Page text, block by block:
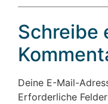
Schreibe
Deine E-Mail-
Erforderliche